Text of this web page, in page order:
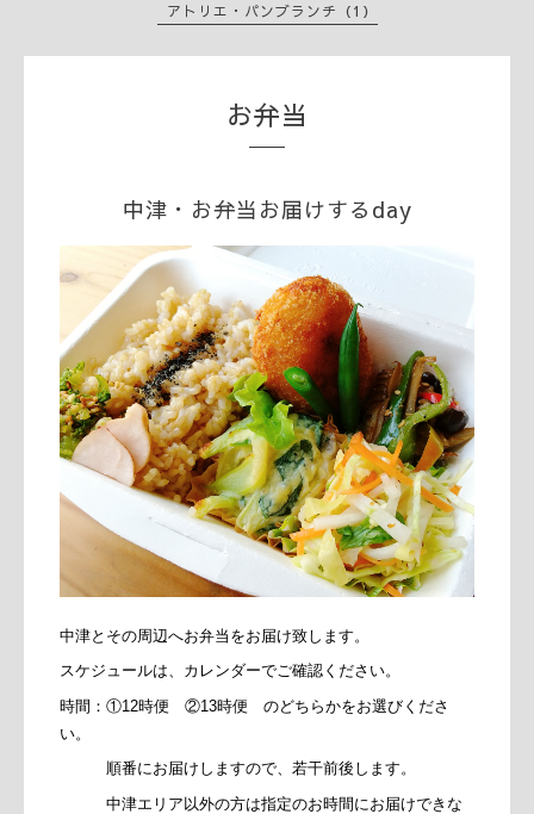
アトリエ・パンブランチ（1）
お弁当
中津・お弁当お届けするday
中津とその周辺へお弁当をお届け致します。
スケジュールは、カレンダーでご確認ください。
時間：①12時便 ②13時便 のどちらかをお選びくださ
い。
順番にお届けしますので、若干前後します。
中津エリア以外の方は指定のお時間にお届けできな